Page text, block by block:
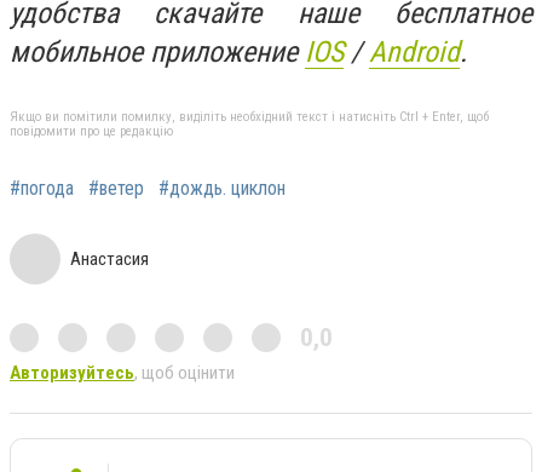
удобства скачайте наше бесплатное
мобильное приложение IOS/Android.
Якщо ви помітили помилку, виділіть необхідний текст і натисніть Ctrl + Enter, щоб
повідомити про це редакцію
#погода #ветер #дождь. циклон
Анастасия
0,0
Авторизуйтесь, щоб оцінити